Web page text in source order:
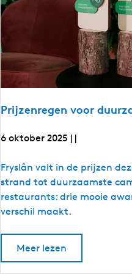
k
j
e
?
Prijzenregen voor
6 oktober 2025 | |
P
r
i
j
Fryslân valt in de prijzen
strand tot duurzaamste
restaurants: drie mooie
verschil maakt.
Meer lezen
o